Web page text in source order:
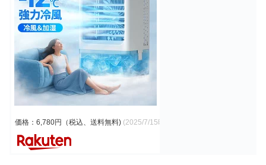
価格：6,780円（税込、送料無料) (2025/7/15時点)